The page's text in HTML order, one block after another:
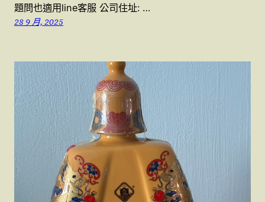
題問也適用line客服 公司住址: …
28 9 月, 2025